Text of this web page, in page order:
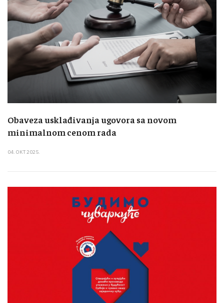
Obaveza usklađivanja ugovora sa novom
minimalnom cenom rada
04. OKT 2025.